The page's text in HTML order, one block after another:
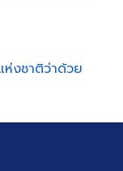
ห่งชาติว่าด้วย